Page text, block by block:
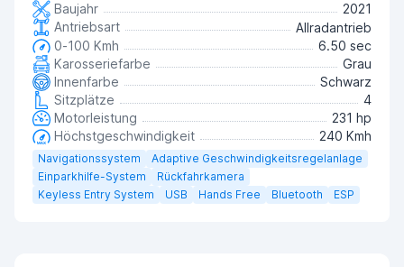
Baujahr
2021
Antriebsart
Allradantrieb
0-100 Kmh
6.50 sec
Karosseriefarbe
Grau
Innenfarbe
Schwarz
Sitzplätze
4
Motorleistung
231 hp
Höchstgeschwindigkeit
240 Kmh
Navigationssystem
Adaptive Geschwindigkeitsregelanlage
Einparkhilfe-System
Rückfahrkamera
Keyless Entry System
USB Hands Free Bluetooth ESP